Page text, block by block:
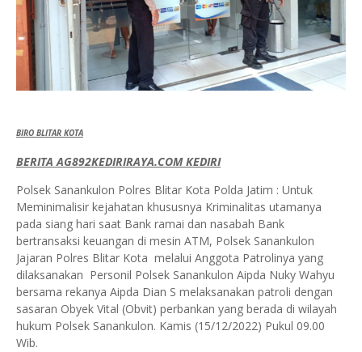
BIRO BLITAR KOTA
BERITA AG892KEDIRIRAYA.COM KEDIRI
Polsek Sanankulon Polres Blitar Kota Polda Jatim : Untuk
Meminimalisir kejahatan khususnya Kriminalitas utamanya
pada siang hari saat Bank ramai dan nasabah Bank
bertransaksi keuangan di mesin ATM, Polsek Sanankulon
Jajaran Polres Blitar Kota melalui Anggota Patrolinya yang
dilaksanakan Personil Polsek Sanankulon Aipda Nuky Wahyu
bersama rekanya Aipda Dian S melaksanakan patroli dengan
sasaran Obyek Vital (Obvit) perbankan yang berada di wilayah
hukum Polsek Sanankulon. Kamis (15/12/2022) Pukul 09.00
Wib.